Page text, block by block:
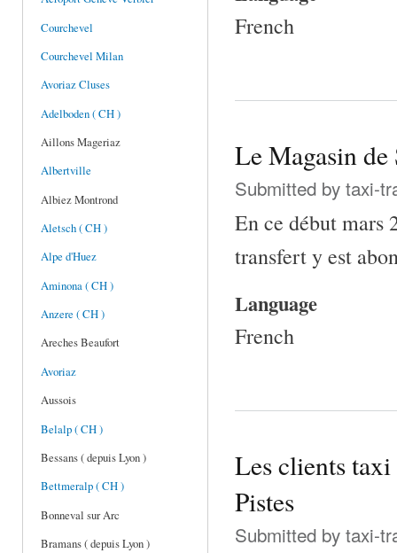
Courchevel
Courchevel Milan
Avoriaz Cluses
Adelboden ( CH )
Aillons Mageriaz
Albertville
Albiez Montrond
Aletsch ( CH )
Alpe d'Huez
Aminona ( CH )
Anzere ( CH )
Areches Beaufort
Avoriaz
Aussois
Belalp ( CH )
Bessans ( depuis Lyon )
Bettmeralp ( CH )
Bonneval sur Arc
Bramans ( depuis Lyon )
French
Le Magasin de
Submitted by taxi-
En ce début mars
transfert y est
Language
French
Les clients taxi
Pistes
Submitted by taxi-